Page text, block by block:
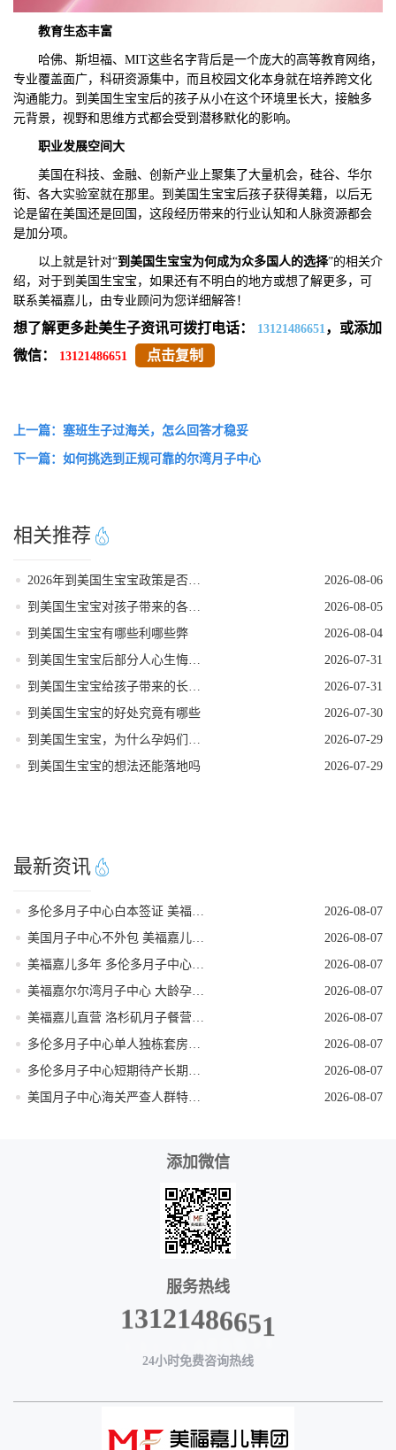
教育生态丰富
哈佛、斯坦福、MIT这些名字背后是一个庞大的高等教育网络，
专业覆盖面广，科研资源集中，而且校园文化本身就在培养跨文化
沟通能力。到美国生宝宝后的孩子从小在这个环境里长大，接触多
元背景，视野和思维方式都会受到潜移默化的影响。
职业发展空间大
美国在科技、金融、创新产业上聚集了大量机会，硅谷、华尔
街、各大实验室就在那里。到美国生宝宝后孩子获得美籍，以后无
论是留在美国还是回国，这段经历带来的行业认知和人脉资源都会
是加分项。
以上就是针对“到美国生宝宝为何成为众多国人的选择”的相关介
绍，对于到美国生宝宝，如果还有不明白的地方或想了解更多，可
联系美福嘉儿，由专业顾问为您详细解答！
想了解更多赴美生子资讯可拨打电话： 13121486651，或添加
微信：
13121486651 点击复制
上一篇：塞班生子过海关，怎么回答才稳妥
下一篇：如何挑选到正规可靠的尔湾月子中心
相关推荐
2026年到美国生宝宝政策是否发生变动
2026-08-06
到美国生宝宝对孩子带来的各种好处
2026-08-05
到美国生宝宝有哪些利哪些弊
2026-08-04
到美国生宝宝后部分人心生悔意是怎么回事
2026-07-31
到美国生宝宝给孩子带来的长期发展红利
2026-07-31
到美国生宝宝的好处究竟有哪些
2026-07-30
到美国生宝宝，为什么孕妈们大多首选洛杉矶
2026-07-29
到美国生宝宝的想法还能落地吗
2026-07-29
最新资讯
多伦多月子中心白本签证 美福嘉儿提升过签
2026-08-07
美国月子中心不外包 美福嘉儿三十年老牌
2026-08-07
美福嘉儿多年 多伦多月子中心加宝护照续签
2026-08-07
美福嘉尔尔湾月子中心 大龄孕妈医疗保障足
2026-08-07
美福嘉儿直营 洛杉矶月子餐营养定制
2026-08-07
多伦多月子中心单人独栋套房私密性极强
2026-08-07
多伦多月子中心短期待产长期受益真实解读
2026-08-07
美国月子中心海关严查人群特征提前规避
2026-08-07
添加微信
服务热线
13121486651
24小时免费咨询热线